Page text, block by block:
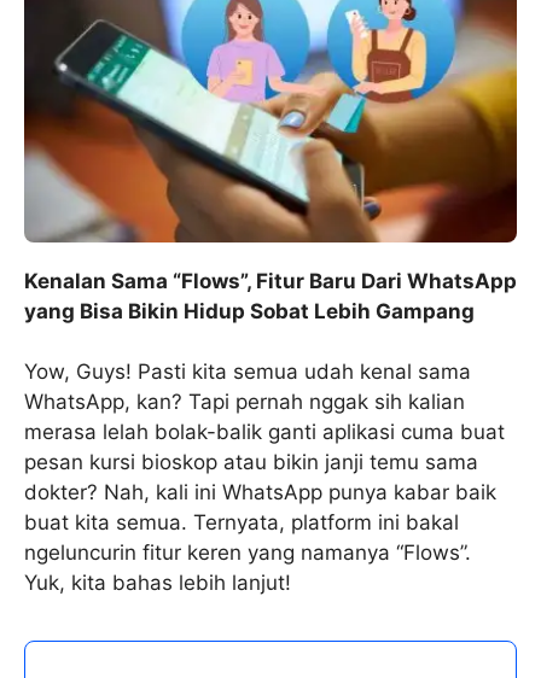
Kenalan Sama “Flows”, Fitur Baru Dari WhatsApp
yang Bisa Bikin Hidup Sobat Lebih Gampang
Yow, Guys! Pasti kita semua udah kenal sama
WhatsApp, kan? Tapi pernah nggak sih kalian
merasa lelah bolak-balik ganti aplikasi cuma buat
pesan kursi bioskop atau bikin janji temu sama
dokter? Nah, kali ini WhatsApp punya kabar baik
buat kita semua. Ternyata, platform ini bakal
ngeluncurin fitur keren yang namanya “Flows”.
Yuk, kita bahas lebih lanjut!